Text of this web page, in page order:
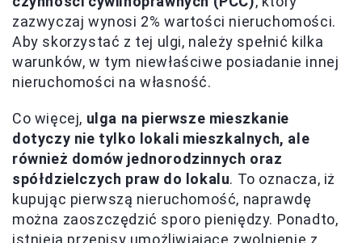
zazwyczaj wynosi 2% wartości nieruchomości.
Aby skorzystać z tej ulgi, należy spełnić kilka
warunków, w tym niewłaściwe posiadanie innej
nieruchomości na własność.
Co więcej, ulga na pierwsze mieszkanie
dotyczy nie tylko lokali mieszkalnych, ale
również domów jednorodzinnych oraz
spółdzielczych praw do lokalu. To oznacza, iż
kupując pierwszą nieruchomość, naprawdę
można zaoszczędzić sporo pieniędzy. Ponadto,
istnieją przepisy umożliwiające zwolnienie z